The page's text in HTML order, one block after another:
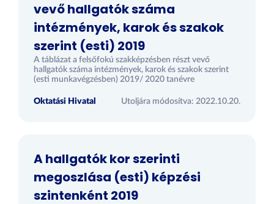
vevő hallgatók száma
intézmények, karok és szakok
szerint (esti) 2019
A táblázat a felsőfokú szakképzésben részt vevő
hallgatók száma intézmények, karok és szakok szerint
(esti munkavégzésben) 2019/ 2020 tanévre
Oktatási Hivatal Utoljára módosítva: 2022.10.20.
A hallgatók kor szerinti
megoszlása (esti) képzési
szintenként 2019